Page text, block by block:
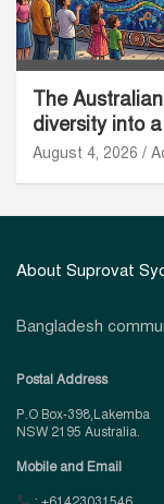
The
diversity into
August 4, 2026
About Suprovat
Bangladesh
Postal Address
P.O Box-398,Lakemba
NSW 2195 Australia.
Mobile and Email